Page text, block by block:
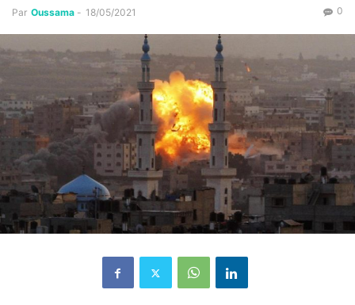
Par Oussama - 18/05/2021 0